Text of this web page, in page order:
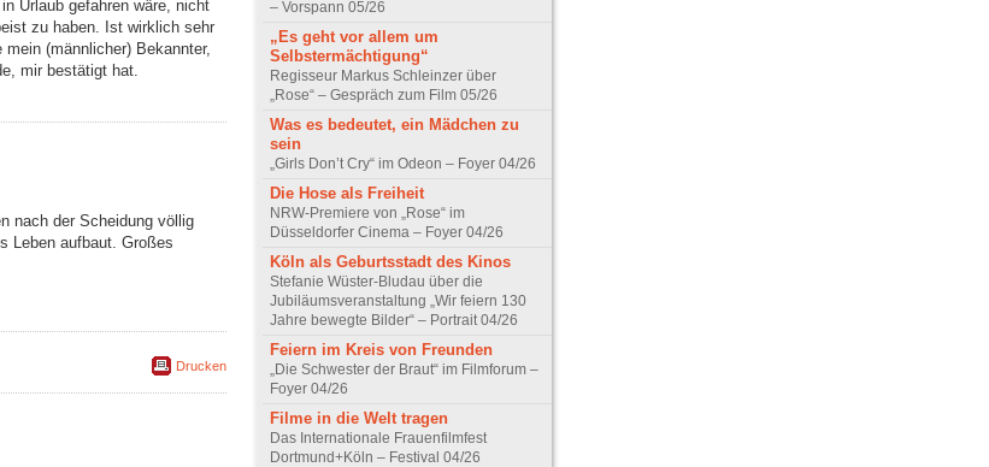
Urlaub gefahren wäre, nicht
zu haben. Ist wirklich sehr
(männlicher) Bekannter,
mir bestätigt hat.
nach der Scheidung völlig
Leben aufbaut. Großes
Drucken
– Vorspann 05/26
„Es geht vor allem um
Selbstermächtigung“
Regisseur Markus Schleinzer über
„Rose“ – Gespräch zum Film 05/26
Was es bedeutet, ein Mädchen zu
sein
„Girls Don’t Cry“ im Odeon – Foyer 04/26
Die Hose als Freiheit
NRW-Premiere von „Rose“ im
Düsseldorfer Cinema – Foyer 04/26
Köln als Geburtsstadt des Kinos
Stefanie Wüster-Bludau über die
Jubiläumsveranstaltung „Wir feiern 130
Jahre bewegte Bilder“ – Portrait 04/26
Feiern im Kreis von Freunden
„Die Schwester der Braut“ im Filmforum –
Foyer 04/26
Filme in die Welt tragen
Das Internationale Frauenfilmfest
Dortmund+Köln – Festival 04/26